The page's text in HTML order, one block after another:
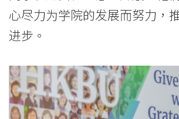
浸
会
大
学
心尽力为学院的发展而努力，
进步。